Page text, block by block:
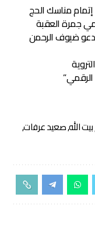
مناسك الحج
جمرة العقبة
ضيوف الرحمن
الله,صعيد عرفات,